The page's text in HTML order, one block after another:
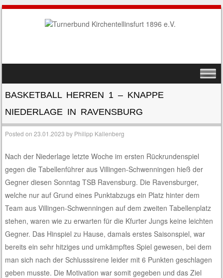
MENU
BASKETBALL HERREN 1 – KNAPPE
NIEDERLAGE IN RAVENSBURG
Posted on23.01.2023 by Philipp Kallenberg
Nach der Niederlage letzte Woche im ersten Rückrundenspiel
gegen die Tabellenführer aus Villingen-Schwenningen hieß der
Gegner diesen Sonntag TSB Ravensburg. Die Ravensburger,
welche nur auf Grund eines Punktabzugs ein Platz hinter dem
Team aus Villingen-Schwenningen auf dem zweiten Tabellenplatz
stehen, waren wie zu erwarten für die Kfurter Jungs keine leichten
Gegner. Das Hinspiel zu Hause, damals erstes Saisonspiel, war
bereits ein sehr hitziges und umkämpftes Spiel gewesen, bei dem
man sich nach der Schlusssirene leider mit 6 Punkten geschlagen
geben musste. Die Motivation war somit gegeben und das Ziel